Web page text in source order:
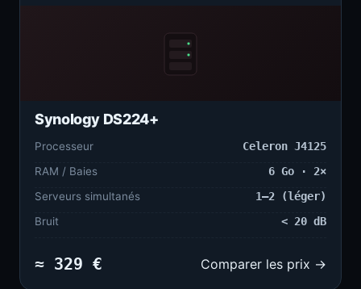
Synology DS224+
Processeur
Celeron J4125
RAM / Baies
6 Go · 2×
Serveurs simultanés
1–2 (léger)
Bruit
< 20 dB
≈ 329 € Comparer les prix →